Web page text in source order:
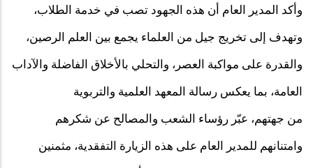
وأكد المدير العام أن هذه الجهود تصب في خدمة الطلاب،
وتهدف إلى تخريج جيل من العلماء يجمع بين العلم الرصين،
والقدرة على مواكبة العصر، والتحلي بالأخلاق الفاضلة والآداب
العامة، بما يعكس رسالة المعهد العلمية والتربوية
من جهتهم، عبّر رؤساء الشعب والمصالح عن شكرهم
وامتنانهم للمدير العام على هذه الزيارة التفقدية، مثمنين